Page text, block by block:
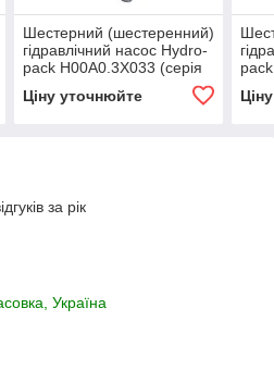
Шестерний (шестеренний)
гідравлічний насос Hydro-
pack H00A0.3X033 (серія
Ціну уточнюйте
за рік
Україна